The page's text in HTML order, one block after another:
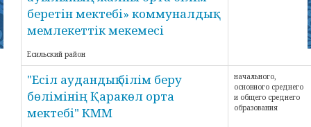
беретін мектебі» коммуналдық
мемлекеттік мекемесі
Есильский район
"Есіл аудандық білім беру
бөлімінің Қаракөл орта
мектебі" КММ
начального,
основного среднего
и общего среднего
образования